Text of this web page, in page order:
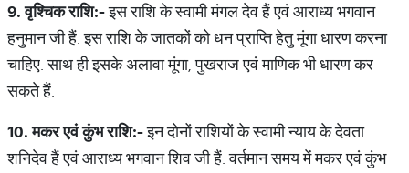
9.वृश्चिकराशि:-इस राशि के स्वामी मंगल देव हैं एवं आराध्य भगवान
हनुमान जी हैं. इस राशि के जातकों को धन प्राप्ति हेतु मूंगा धारण करना
चाहिए. साथ ही इसके अलावा मूंगा, पुखराज एवं माणिक भी धारण कर
सकते हैं.
10.मकरएवंकुंभराशि:-इन दोनों राशियों के स्वामी न्याय के देवता
शनिदेव हैं एवं आराध्य भगवान शिव जी हैं. वर्तमान समय में मकर एवं कुंभ